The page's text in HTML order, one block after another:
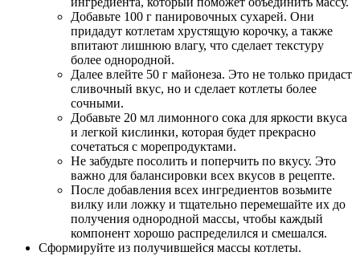
Добавьте 100 г панировочных сухарей. Они
придадут котлетам хрустящую корочку, а также
впитают лишнюю влагу, что сделает текстуру
более однородной.
Далее влейте 50 г майонеза. Это не только придаст
сливочный вкус, но и сделает котлеты более
сочными.
Добавьте 20 мл лимонного сока для яркости вкуса
и легкой кислинки, которая будет прекрасно
сочетаться с морепродуктами.
Не забудьте посолить и поперчить по вкусу. Это
важно для балансировки всех вкусов в рецепте.
После добавления всех ингредиентов возьмите
вилку или ложку и тщательно перемешайте их до
получения однородной массы, чтобы каждый
компонент хорошо распределился и смешался.
Сформируйте из получившейся массы котлеты.